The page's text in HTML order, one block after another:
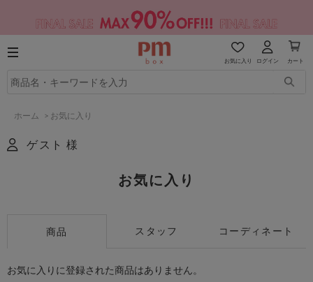
お気に入り ログイン カート
ホーム > お気に入り
ゲスト 様
お気に入り
商品 スタッフ コーディネート
お気に入りに登録された商品はありません。